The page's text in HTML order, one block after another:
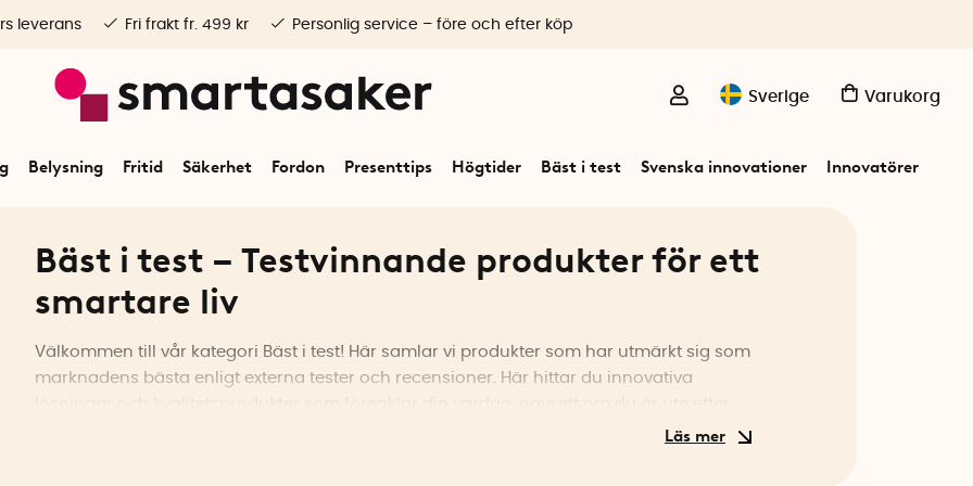
Sverige Varukorg
Belysning Fritid Säkerhet Fordon Presenttips Högtider Bäst i test Svenska innovationer Innovatörer
leverans Fri frakt fr. 499 kr Personlig service – före och efter köp
Bäst i test – Testvinnande produkter för ett
smartare liv
Välkommen till vår kategori Bäst i test! Här samlar vi produkter som har utmärkt sig som
marknadens bästa enligt externa tester och recensioner. Här hittar du innovativa
praktiska köksredskap, smarta lösningar för friluftslivet eller bekväma resetillbehör. Vi